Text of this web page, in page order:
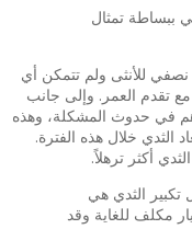
ببساطة تمثال
للأنثى ولم تتمكن أي
تقدم العمر. وإلى جانب
في حدوث المشكلة، وهذه
الثدي خلال هذه الفترة.
أكثر ترهلاً.
الثدي هي
مكلف للغاية وقد